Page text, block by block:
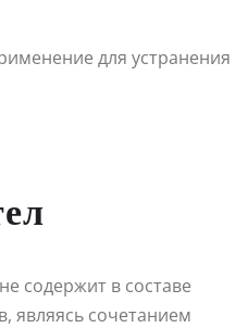
содержит в составе
являясь сочетанием